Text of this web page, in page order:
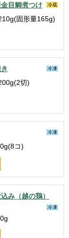
目鯛煮つけ 冷蔵
固形量165g)
冷凍
切)
冷凍
コ)
み（越の鶏）
冷凍